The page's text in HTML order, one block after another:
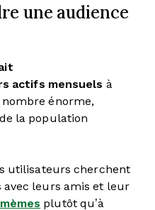
une audience
actifs mensuels à
nombre énorme,
la population
utilisateurs cherchent
leurs amis et leur
plutôt qu’à